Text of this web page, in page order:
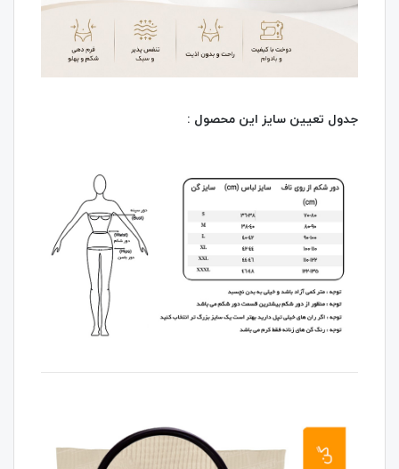
جدول تعیین سایز این محصول :